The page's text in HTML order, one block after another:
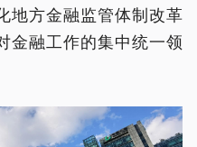
地方金融监管体制改革
金融工作的集中统一领